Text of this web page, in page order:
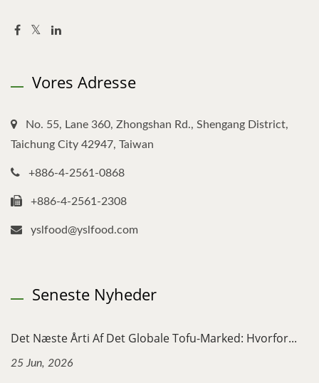
Vores Adresse
No. 55, Lane 360, Zhongshan Rd., Shengang District,
Taichung City 42947, Taiwan
+886-4-2561-0868
+886-4-2561-2308
yslfood@yslfood.com
Seneste Nyheder
Det Næste Årti Af Det Globale Tofu-Marked: Hvorfor...
25 Jun, 2026